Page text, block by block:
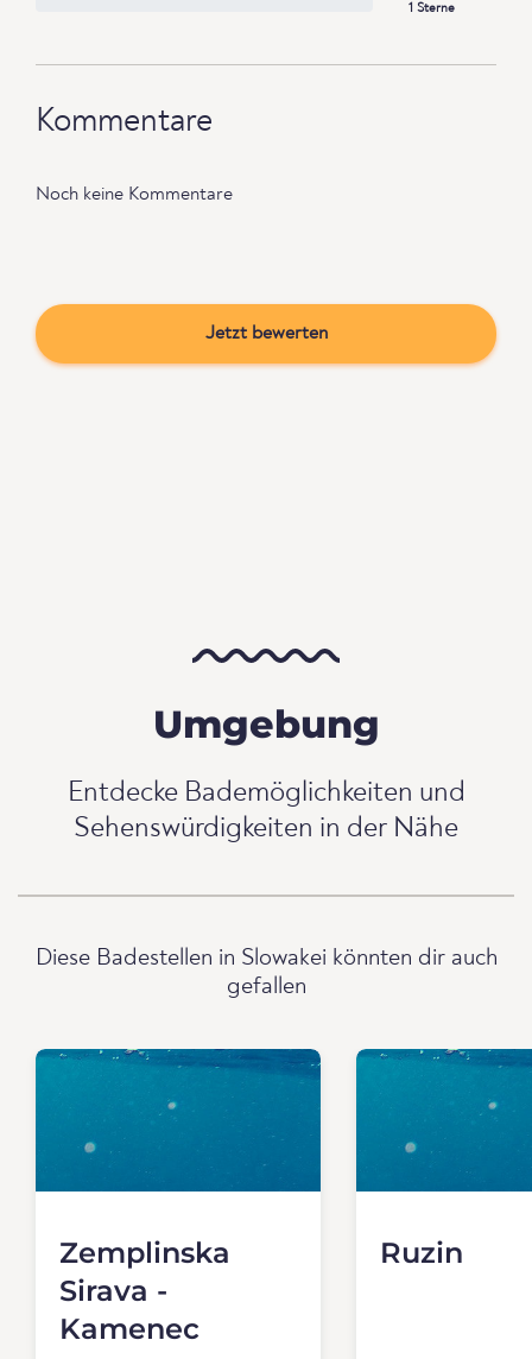
1 Sterne
Kommentare
Noch keine Kommentare
Jetzt bewerten
Umgebung
Entdecke Bademöglichkeiten und
Sehenswürdigkeiten in der Nähe
Diese Badestellen in Slowakei könnten dir auch
gefallen
Zemplinska
Sirava -
Kamenec
Ruzin